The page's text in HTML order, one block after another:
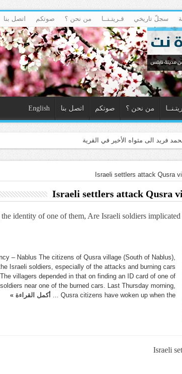
سجلّ تاريخي قـريتـنــا من نحن ؟ صوتكم اتصل بنا
من نحن ؟ صوتكم اتصل بنا English
Israeli settlers attack Qusra
the identity of one of them, Are Israeli soldiers
– Nablus The citizens of Qusra village (South of Nablus),
Israeli soldiers, especially of the attacks and burning cars
villagers depended in that on finding an ID card of one of
near one of the burned cars. Last Thursday morning,
Qusra citizens have woken up when the ...
أكمل القراءة »
Israeli